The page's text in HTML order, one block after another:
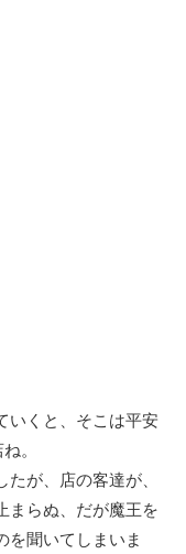
いくと、そこは平安
。
が、店の客達が、
まらぬ、だが魔王を
を聞いてしまいま